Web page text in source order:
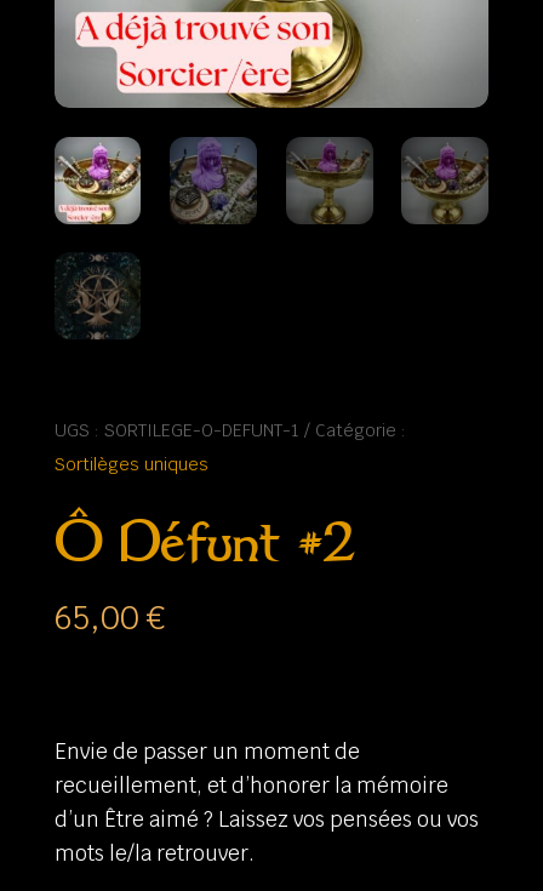
UGS : SORTILEGE-O-DEFUNT-1
Catégorie :
Sortilèges uniques
Ô Défunt #2
65,00€
Envie de passer un moment de
recueillement, et d’honorer la mémoire
d’un Être aimé ? Laissez vos pensées ou vos
mots le/la retrouver.